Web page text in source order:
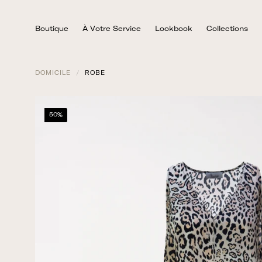
Boutique À Votre Service Lookbook Collections
DOMICILE / ROBE
50%